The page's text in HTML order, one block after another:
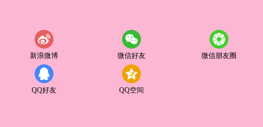
新浪微博 微信好友 微信朋友圈
QQ好友 QQ空间